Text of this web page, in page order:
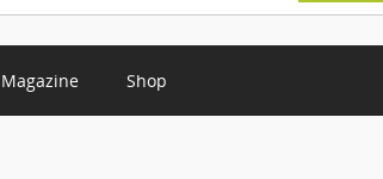
Magazine Shop